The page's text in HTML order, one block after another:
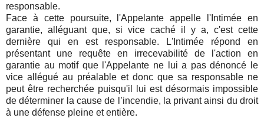
responsable.
Face à cette poursuite, l'Appelante appelle l'Intimée en
garantie, alléguant que, si vice caché il y a, c'est cette
dernière qui en est responsable. L'Intimée répond en
présentant une requête en irrecevabilité de l'action en
garantie au motif que l'Appelante ne lui a pas dénoncé le
vice allégué au préalable et donc que sa responsable ne
peut être recherchée puisqu'il lui est désormais impossible
de déterminer la cause de l’incendie, la privant ainsi du droit
à une défense pleine et entière.